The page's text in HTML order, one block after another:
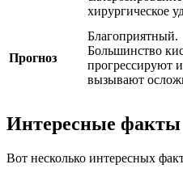
хирургическое
Прогноз
Благоприятный.
Большинство
прогрессируют
вызывают
Интересные факты
Вот несколько интересных